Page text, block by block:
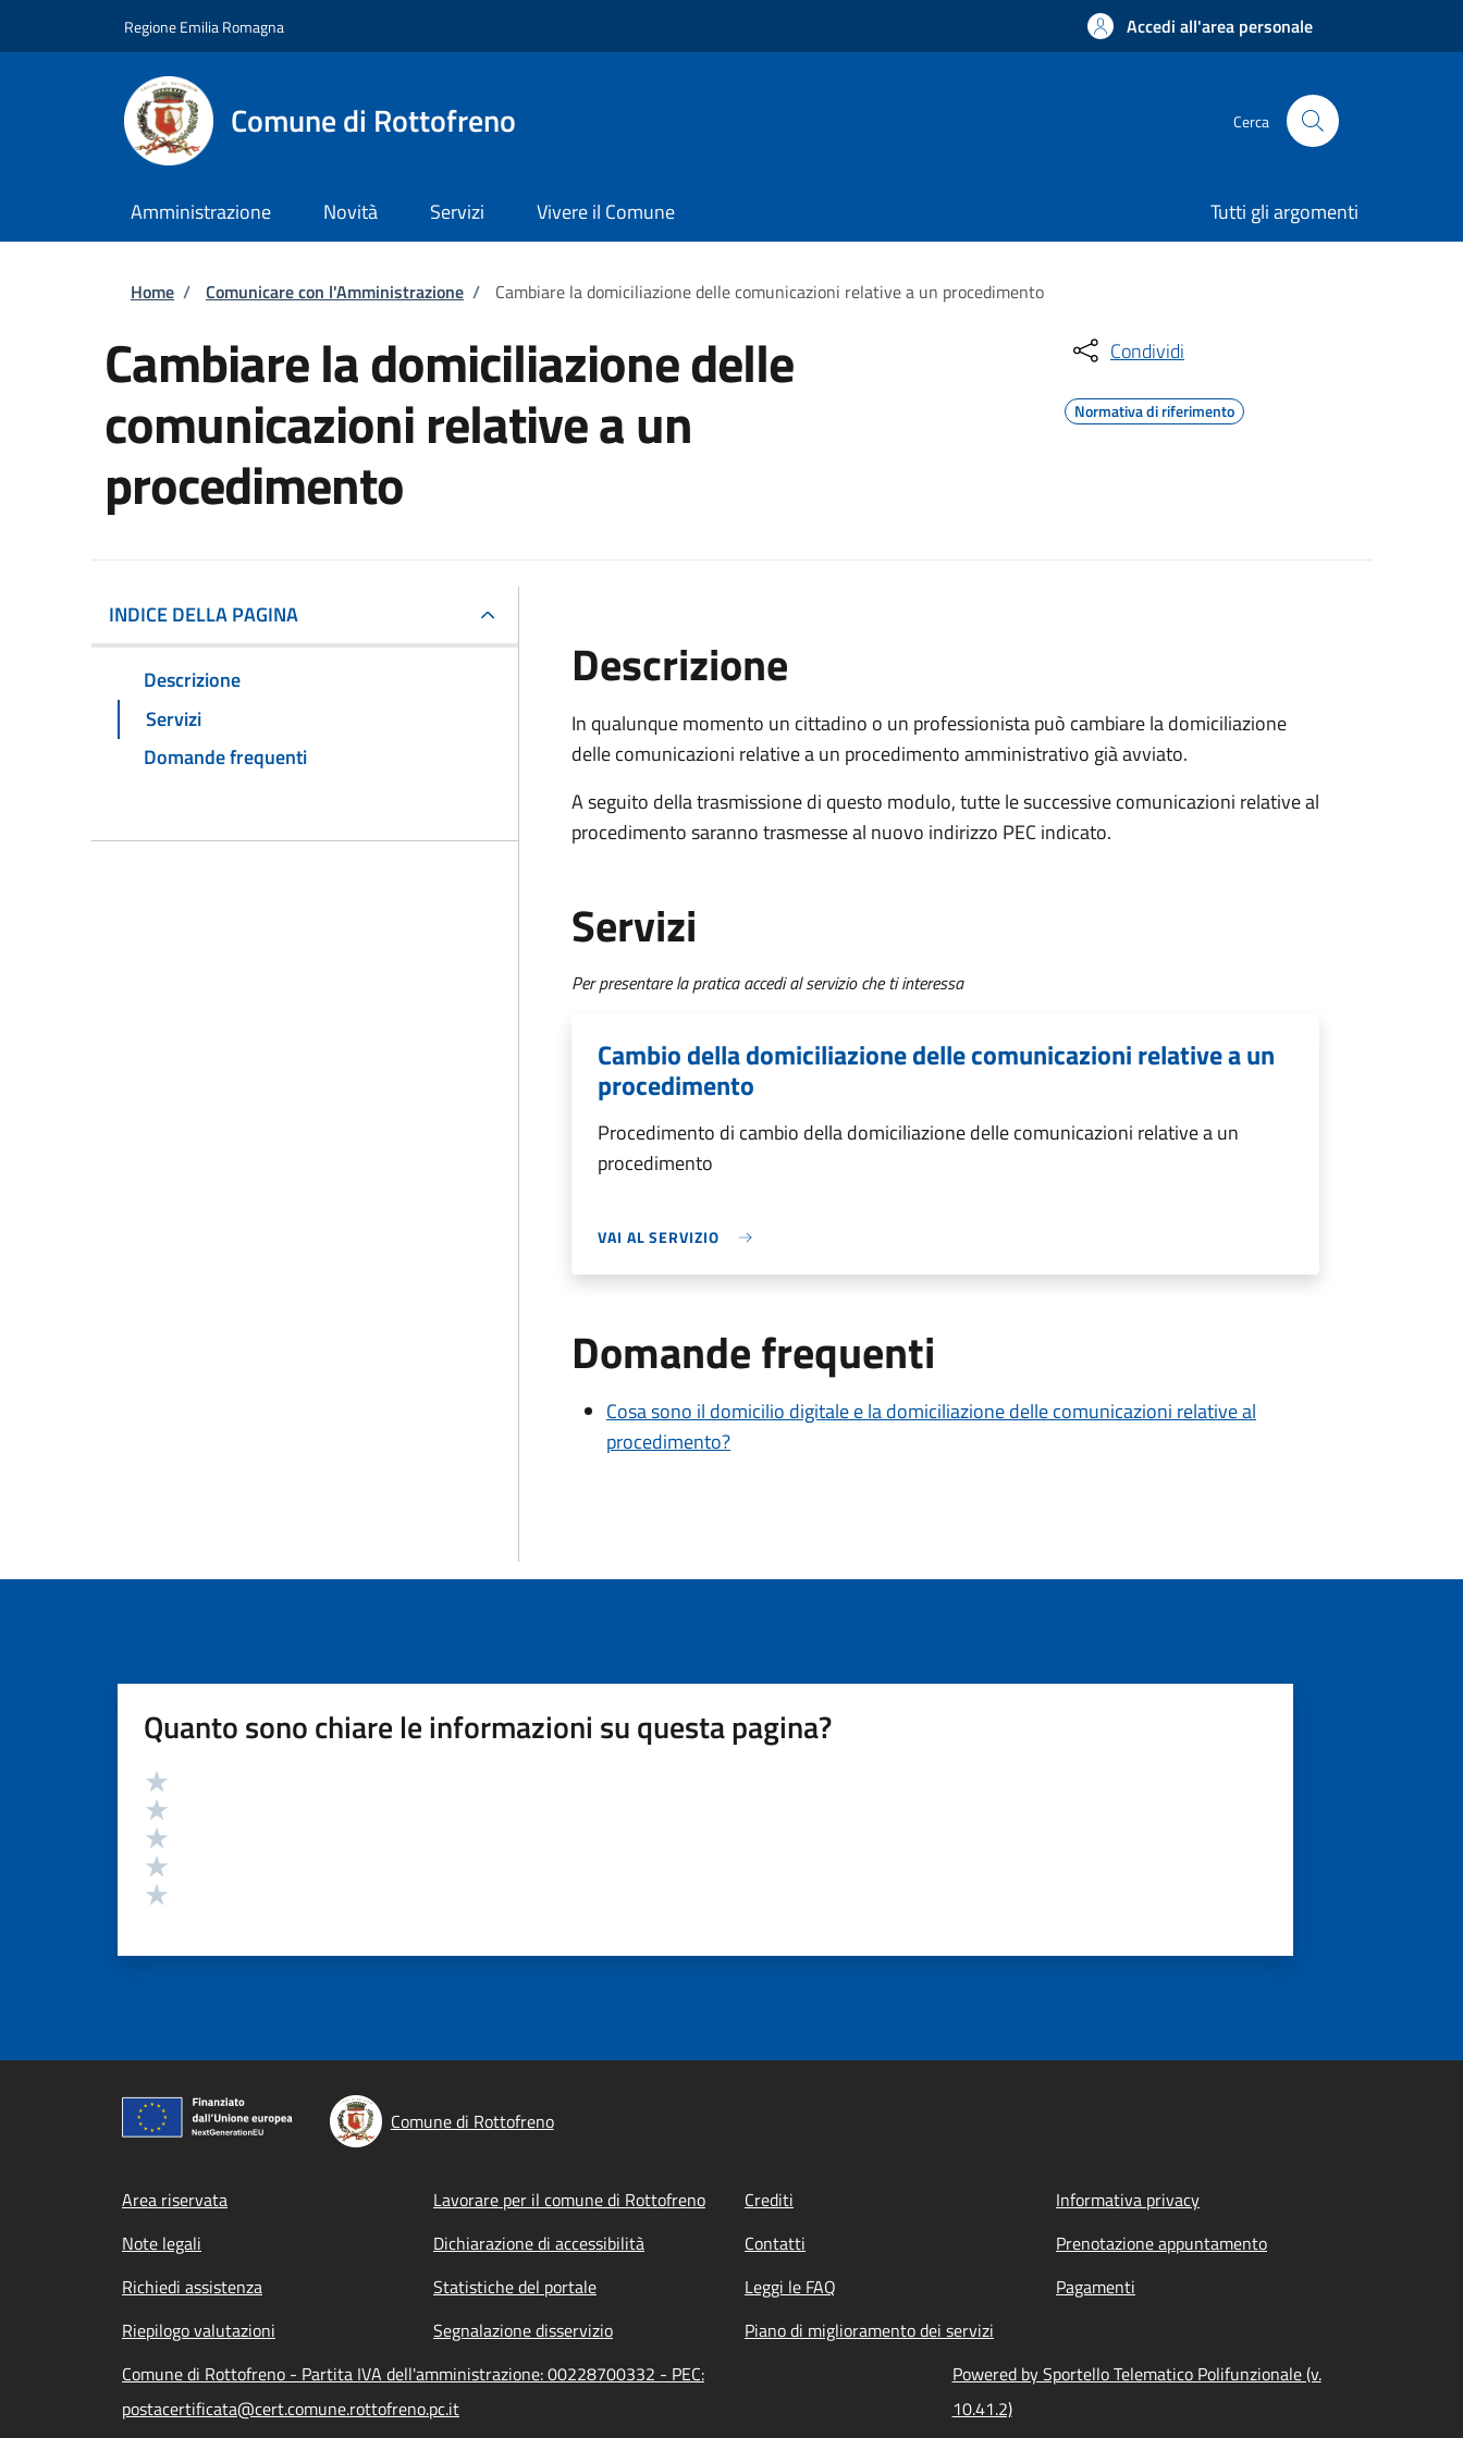
Regione Emilia Romagna Accedi all'area personale
Comune di Rottofreno Cerca
Amministrazione Novità Servizi Vivere il Comune Tutti gli argomenti
Briciole di pane
Home / Comunicare con l'Amministrazione / Cambiare la domiciliazione delle comunicazioni relative a un procedimento
Cambiare la domiciliazione delle
comunicazioni relative a un
procedimento
Condividi
Normativa di riferimento
INDICE DELLA PAGINA
Descrizione
Servizi
Domande frequenti
Descrizione
In qualunque momento un cittadino o un professionista può cambiare la domiciliazione
delle comunicazioni relative a un procedimento amministrativo già avviato.
A seguito della trasmissione di questo modulo, tutte le successive comunicazioni relative al
procedimento saranno trasmesse al nuovo indirizzo PEC indicato.
Servizi
Per presentare la pratica accedi al servizio che ti interessa
Cambio della domiciliazione delle comunicazioni relative a un
procedimento
Procedimento di cambio della domiciliazione delle comunicazioni relative a un
procedimento
VAI AL SERVIZIO
Domande frequenti
Cosa sono il domicilio digitale e la domiciliazione delle comunicazioni relative al
procedimento?
Quanto sono chiare le informazioni su questa pagina?
Valutazione
Comune di Rottofreno
Footer menu
Area riservata Lavorare per il comune di Rottofreno Crediti
Informativa privacy
Note legali
Dichiarazione di accessibilità Contatti
Prenotazione appuntamento
Richiedi assistenza
Statistiche del portale Leggi le FAQ
Pagamenti
Riepilogo valutazioni
Segnalazione disservizio
Piano di miglioramento dei servizi
Comune di Rottofreno - Partita IVA dell'amministrazione: 00228700332 - PEC:
postacertificata@cert.comune.rottofreno.pc.it
Powered by Sportello Telematico Polifunzionale (v.
10.41.2)